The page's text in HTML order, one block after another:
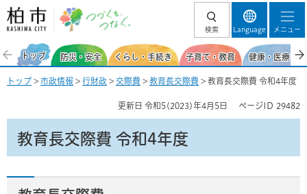
柏市 つづくを、
検索 Language メニュー
トップ 防災・安全 くらし・手続き 子育て・教育 健康・医療・
トップ > 市政情報 > 行財政 > 交際費 > 教育長交際費 > 教育長交際費 令和4年度
更新日 令和5(2023)年4月5日 ページID 29482
教育長交際費 令和4年度